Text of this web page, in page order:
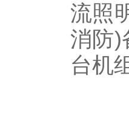
流照
消防)
台机